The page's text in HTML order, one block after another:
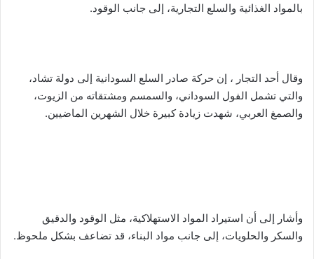
بالمواد الغذائية والسلع التجارية، إلى جانب الوقود.
وقال أحد التجار ، إن حركة صادر السلع السودانية إلى دولة تشاد،
والتي تشمل الفول السوداني، والسمسم ومشتقاته من الزيوت،
والصمغ العربي، شهدت زيادة كبيرة خلال الشهرين الماضيين.
وأشار إلى أن استيراد المواد الاستهلاكية، مثل الوقود والدقيق
والسكر والحلويات، إلى جانب مواد البناء، قد تضاعف بشكل ملحوظ.